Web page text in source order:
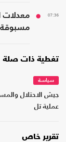
07:36
معدلات
مسبوقة
تغطية ذات صلة
سياسة
جيش الاحتلال
عملية تل
تقرير خاص